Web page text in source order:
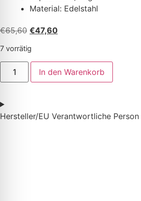
Material: Edelstahl
€65,60 €47,60
7 vorrätig
In den Warenkorb
Hersteller/EU Verantwortliche Person